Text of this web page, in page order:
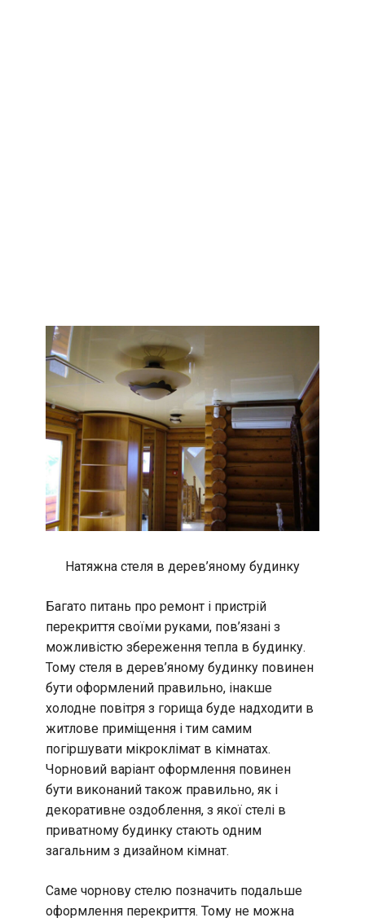
Натяжна стеля в дерев’яному будинку
Багато питань про ремонт і пристрій
перекриття своїми руками, пов’язані з
можливістю збереження тепла в будинку.
Тому стеля в дерев’яному будинку повинен
бути оформлений правильно, інакше
холодне повітря з горища буде надходити в
житлове приміщення і тим самим
погіршувати мікроклімат в кімнатах.
Чорновий варіант оформлення повинен
бути виконаний також правильно, як і
декоративне оздоблення, з якої стелі в
приватному будинку стають одним
загальним з дизайном кімнат.
Саме чорнову стелю позначить подальше
оформлення перекриття. Тому не можна